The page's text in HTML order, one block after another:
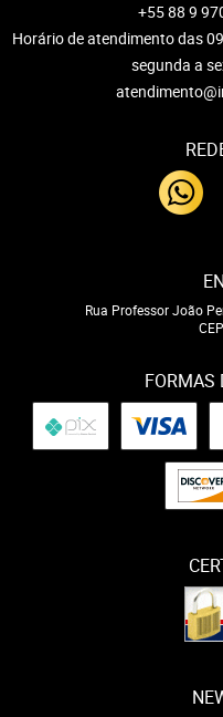
+55 88 9
Horário de atendimento das
segunda a
Rua Professor João
FORMAS